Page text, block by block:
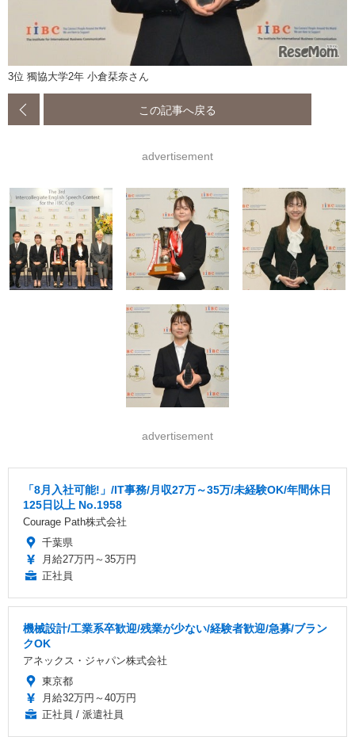
3位 獨協大学2年 小倉栞奈さん
この記事へ戻る
advertisement
advertisement
「8月入社可能!」/IT事務/月収27万～35万/未経験OK/年間休日
125日以上 No.1958
Courage Path株式会社
千葉県
月給27万円～35万円
正社員
機械設計/工業系卒歓迎/残業が少ない/経験者歓迎/急募/ブラン
クOK
アネックス・ジャパン株式会社
東京都
月給32万円～40万円
正社員 / 派遣社員